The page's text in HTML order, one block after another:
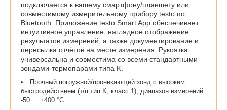
подключается к вашему смартфону/планшету или
совместимому измерительному прибору testo по
Bluetooth. Приложение testo Smart App обеспечивает
интуитивное управление, наглядное отображение
результатов измерений, а также документирование и
пересылка отчётов на месте измерения. Рукоятка
универсальна и совместима со всеми стандартными
зондами-термопарами типа K.
Прочный погружной/проникающий зонд с высоким
быстродействием (т/п тип K, класс 1), диапазон измерений
-50 ... +400 °C